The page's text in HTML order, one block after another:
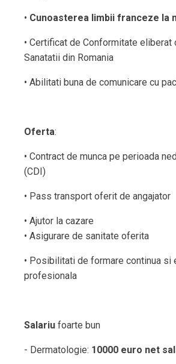
• Cunoasterea limbii franceze la
• Certificat de Conformitate eliberat
Sanatatii din Romania
• Abilitati buna de comunicare cu
Oferta:
• Contract de munca pe perioada
(CDI)
• Pass transport oferit de angajator
• Ajutor la cazare
• Asigurare de sanitate oferita
• Posibilitati de formare continua si
profesionala
Salariu foarte bun
- Dermatologie: 10000 euro net